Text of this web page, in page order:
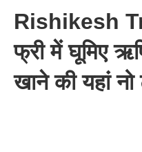
Rishikesh
फ्री में घूमिए
खाने की यहां